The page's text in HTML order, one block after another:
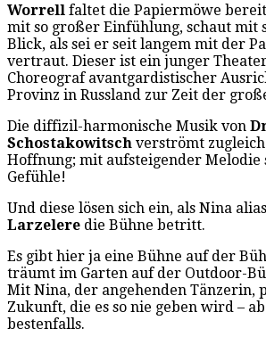
Worrell faltet die Papiermöwe
mit so großer Einfühlung, schaut mit
Blick, als sei er seit langem mit der
vertraut. Dieser ist ein junger
Choreograf avantgardistischer
Provinz in Russland zur Zeit der
Die diffizil-harmonische Musik von
Schostakowitsch verströmt
Hoffnung; mit aufsteigender Melodie
Gefühle!
Und diese lösen sich ein, als Nina alias
Larzelere die Bühne betritt.
Es gibt hier ja eine Bühne auf der
träumt im Garten auf der Outdoor-
Mit Nina, der angehenden Tänzerin,
Zukunft, die es so nie geben wird –
bestenfalls.